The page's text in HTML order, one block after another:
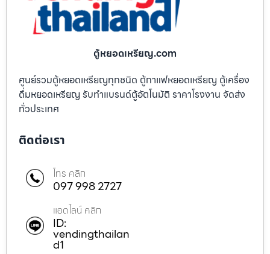
ตู้หยอดเหรียญ.com
ศูนย์รวมตู้หยอดเหรียญทุกชนิด ตู้กาแฟหยอดเหรียญ ตู้เครื่อง
ดื่มหยอดเหรียญ รับทำแบรนด์ตู้อัตโนมัติ ราคาโรงงาน จัดส่ง
ทั่วประเทศ
ติดต่อเรา
โทร คลิก
097 998 2727
แอดไลน์ คลิก
ID:
vendingthailan
d1